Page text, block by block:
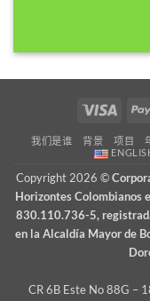
Visa
我们是谁 背景 项目
Copyright 2026 ©
Horizontes Colombianos
830.110.736-5,
en la Alcaldía Mayor de
CR 6B Este No 88G –